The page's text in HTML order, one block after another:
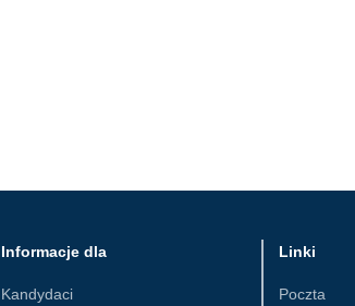
Informacje dla
Kandydaci
Linki
Poczta